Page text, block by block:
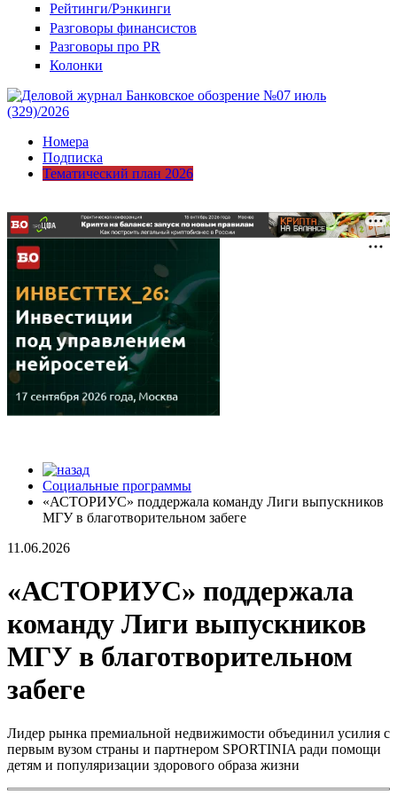
Рейтинги/Рэнкинги
Разговоры финансистов
Разговоры про PR
Колонки
Номера
Подписка
Тематический план 2026
Социальные программы
«АСТОРИУС» поддержала команду Лиги выпускников
МГУ в благотворительном забеге
11.06.2026
«АСТОРИУС» поддержала
команду Лиги выпускников
МГУ в благотворительном
забеге
Лидер рынка премиальной недвижимости объединил усилия с
первым вузом страны и партнером SPORTINIA ради помощи
детям и популяризации здорового образа жизни